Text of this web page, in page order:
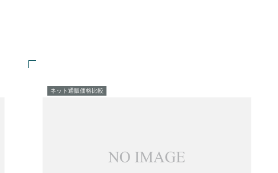
ネット通販価格比較